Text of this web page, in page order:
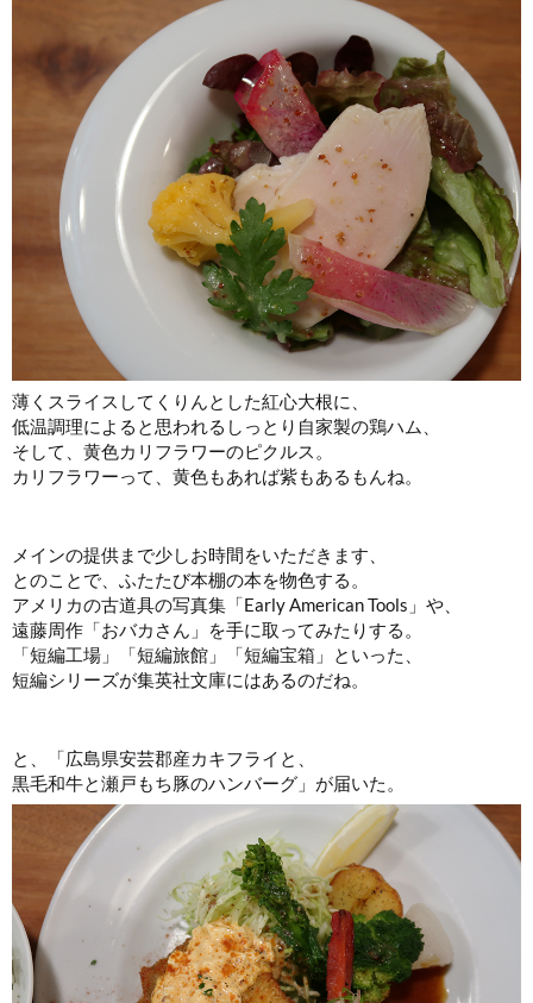
薄くスライスしてくりんとした紅心大根に、
低温調理によると思われるしっとり自家製の鶏ハム、
そして、黄色カリフラワーのピクルス。
カリフラワーって、黄色もあれば紫もあるもんね。
メインの提供まで少しお時間をいただきます、
とのことで、ふたたび本棚の本を物色する。
アメリカの古道具の写真集「Early American Tools」や、
遠藤周作「おバカさん」を手に取ってみたりする。
「短編工場」「短編旅館」「短編宝箱」といった、
短編シリーズが集英社文庫にはあるのだね。
と、「広島県安芸郡産カキフライと、
黒毛和牛と瀬戸もち豚のハンバーグ」が届いた。